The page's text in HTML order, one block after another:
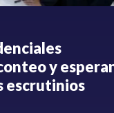
y
escrutinios